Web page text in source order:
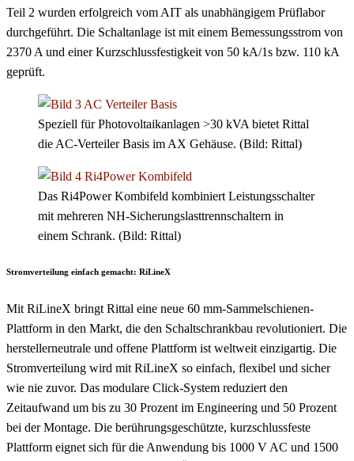
Teil 2 wurden erfolgreich vom AIT als unabhängigem Prüflabor
durchgeführt. Die Schaltanlage ist mit einem Bemessungsstrom von
2370 A und einer Kurzschlussfestigkeit von 50 kA/1s bzw. 110 kA
geprüft.
Speziell für Photovoltaikanlagen >30 kVA bietet Rittal
die AC-Verteiler Basis im AX Gehäuse. (Bild: Rittal)
Das Ri4Power Kombifeld kombiniert Leistungsschalter
mit mehreren NH-Sicherungslasttrennschaltern in
einem Schrank. (Bild: Rittal)
Stromverteilung einfach gemacht: RiLineX
Mit RiLineX bringt Rittal eine neue 60 mm-Sammelschienen-
Plattform in den Markt, die den Schaltschrankbau revolutioniert. Die
herstellerneutrale und offene Plattform ist weltweit einzigartig. Die
Stromverteilung wird mit RiLineX so einfach, flexibel und sicher
wie nie zuvor. Das modulare Click-System reduziert den
Zeitaufwand um bis zu 30 Prozent im Engineering und 50 Prozent
bei der Montage. Die berührungsgeschützte, kurzschlussfeste
Plattform eignet sich für die Anwendung bis 1000 V AC und 1500